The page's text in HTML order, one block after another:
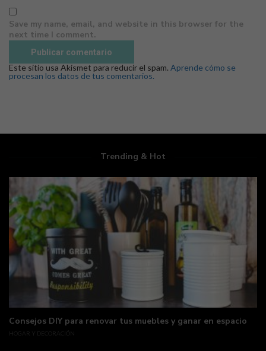
Save my name, email, and website in this browser for the
next time I comment.
Este sitio usa Akismet para reducir el spam. Aprende cómo se
procesan los datos de tus comentarios.
Trending & Hot
Consejos DIY para renovar tus muebles y ganar en espacio
HOGAR Y DECORACIÓN